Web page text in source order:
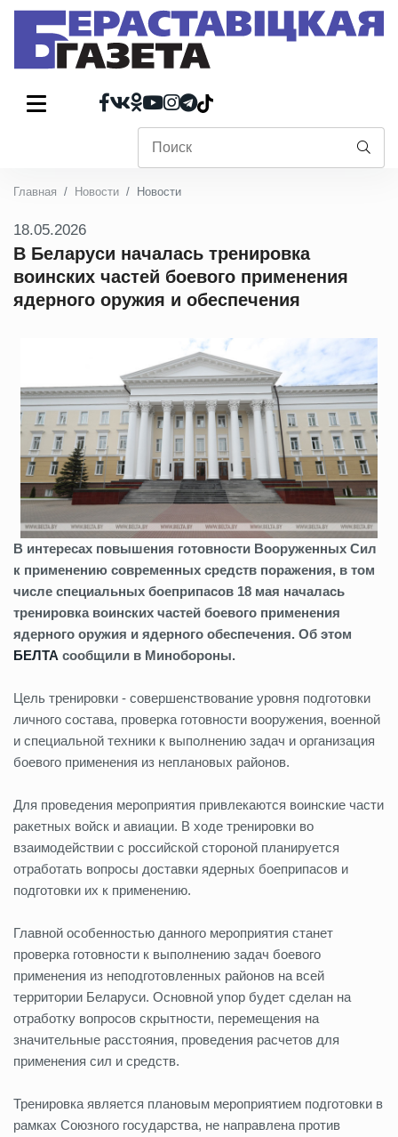
Главная Новости Новости
18.05.2026
В Беларуси началась тренировка
воинских частей боевого применения
ядерного оружия и обеспечения
В интересах повышения готовности Вооруженных Сил
к применению современных средств поражения, в том
числе специальных боеприпасов 18 мая началась
тренировка воинских частей боевого применения
ядерного оружия и ядерного обеспечения. Об этом
БЕЛТА сообщили в Минобороны.
Цель тренировки - совершенствование уровня подготовки
личного состава, проверка готовности вооружения, военной
и специальной техники к выполнению задач и организация
боевого применения из неплановых районов.
Для проведения мероприятия привлекаются воинские части
ракетных войск и авиации. В ходе тренировки во
взаимодействии с российской стороной планируется
отработать вопросы доставки ядерных боеприпасов и
подготовки их к применению.
Главной особенностью данного мероприятия станет
проверка готовности к выполнению задач боевого
применения из неподготовленных районов на всей
территории Беларуси. Основной упор будет сделан на
отработку вопросов скрытности, перемещения на
значительные расстояния, проведения расчетов для
применения сил и средств.
Тренировка является плановым мероприятием подготовки в
рамках Союзного государства, не направлена против